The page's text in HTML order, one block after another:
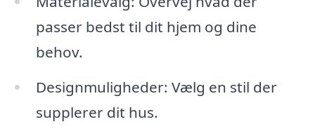
passer bedst til dit hjem og dine
behov.
Designmuligheder: Vælg en stil der
supplerer dit hus.